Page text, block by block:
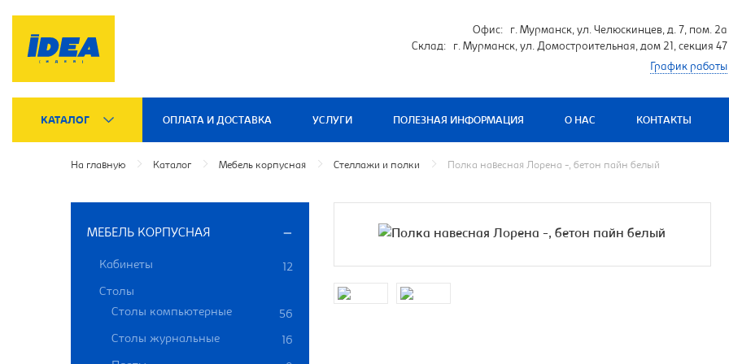
Офис: г. Мурманск, ул. Челюскинцев, д. 7, пом. 2а
Склад: г. Мурманск, ул. Домостроительная, дом 21, секция 47
График работы
КАТАЛОГ ОПЛАТА И ДОСТАВКА УСЛУГИ ПОЛЕЗНАЯ ИНФОРМАЦИЯ О НАС КОНТАКТЫ
На главную Каталог Мебель корпусная Стеллажи и полки Полка навесная Лорена -, бетон пайн белый
МЕБЕЛЬ КОРПУСНАЯ
Кабинеты
12
Столы
Столы компьютерные
56
Столы журнальные
16